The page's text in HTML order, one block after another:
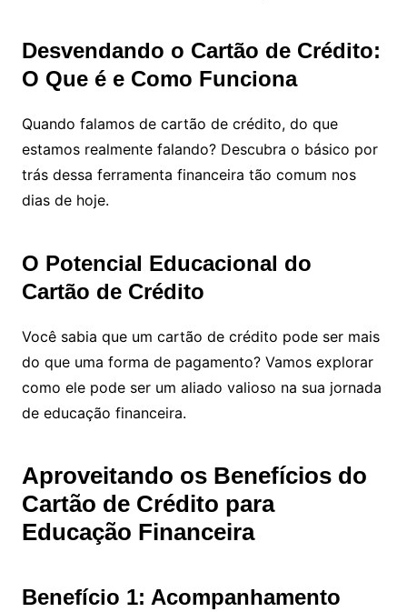
Desvendando o Cartão de Crédito:
O Que é e Como Funciona
Quando falamos de cartão de crédito, do que
estamos realmente falando? Descubra o básico por
trás dessa ferramenta financeira tão comum nos
dias de hoje.
O Potencial Educacional do
Cartão de Crédito
Você sabia que um cartão de crédito pode ser mais
do que uma forma de pagamento? Vamos explorar
como ele pode ser um aliado valioso na sua jornada
de educação financeira.
Aproveitando os Benefícios do
Cartão de Crédito para
Educação Financeira
Benefício 1: Acompanhamento